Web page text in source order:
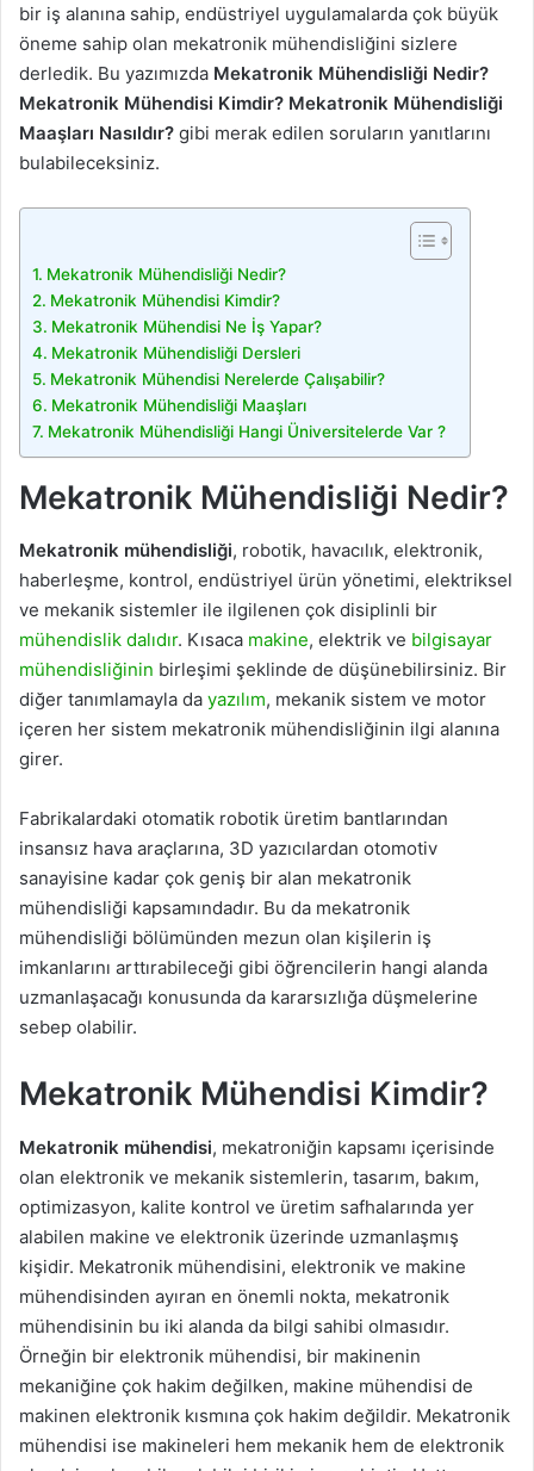
bir iş alanına sahip, endüstriyel uygulamalarda çok büyük
öneme sahip olan mekatronik mühendisliğini sizlere
derledik. Bu yazımızda Mekatronik Mühendisliği Nedir?
Mekatronik Mühendisi Kimdir? Mekatronik Mühendisliği
Maaşları Nasıldır? gibi merak edilen soruların yanıtlarını
bulabileceksiniz.
Mekatronik Mühendisliği Nedir?
Mekatronik Mühendisi Kimdir?
Mekatronik Mühendisi Ne İş Yapar?
Mekatronik Mühendisliği Dersleri
Mekatronik Mühendisi Nerelerde Çalışabilir?
Mekatronik Mühendisliği Maaşları
Mekatronik Mühendisliği Hangi Üniversitelerde Var ?
Mekatronik Mühendisliği Nedir?
Mekatronik mühendisliği, robotik, havacılık, elektronik,
haberleşme, kontrol, endüstriyel ürün yönetimi, elektriksel
ve mekanik sistemler ile ilgilenen çok disiplinli bir
mühendislik dalıdır. Kısaca makine, elektrik ve bilgisayar
mühendisliğinin birleşimi şeklinde de düşünebilirsiniz. Bir
diğer tanımlamayla da yazılım, mekanik sistem ve motor
içeren her sistem mekatronik mühendisliğinin ilgi alanına
girer.
Fabrikalardaki otomatik robotik üretim bantlarından
insansız hava araçlarına, 3D yazıcılardan otomotiv
sanayisine kadar çok geniş bir alan mekatronik
mühendisliği kapsamındadır. Bu da mekatronik
mühendisliği bölümünden mezun olan kişilerin iş
imkanlarını arttırabileceği gibi öğrencilerin hangi alanda
uzmanlaşacağı konusunda da kararsızlığa düşmelerine
sebep olabilir.
Mekatronik Mühendisi Kimdir?
Mekatronik mühendisi, mekatroniğin kapsamı içerisinde
olan elektronik ve mekanik sistemlerin, tasarım, bakım,
optimizasyon, kalite kontrol ve üretim safhalarında yer
alabilen makine ve elektronik üzerinde uzmanlaşmış
kişidir. Mekatronik mühendisini, elektronik ve makine
mühendisinden ayıran en önemli nokta, mekatronik
mühendisinin bu iki alanda da bilgi sahibi olmasıdır.
Örneğin bir elektronik mühendisi, bir makinenin
mekaniğine çok hakim değilken, makine mühendisi de
makinen elektronik kısmına çok hakim değildir. Mekatronik
mühendisi ise makineleri hem mekanik hem de elektronik